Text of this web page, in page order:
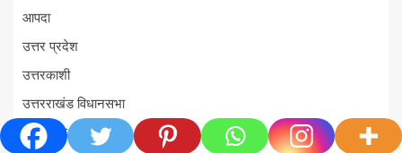
आपदा
उत्तर प्रदेश
उत्तरकाशी
उत्तरराखंड विधानसभा
उत्तराखंड